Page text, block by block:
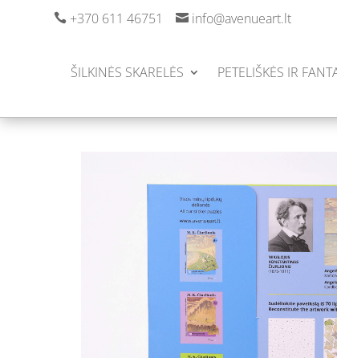
 +370 611 46751  info@avenueart.lt
ŠILKINĖS SKARELĖS PETELIŠKĖS IR